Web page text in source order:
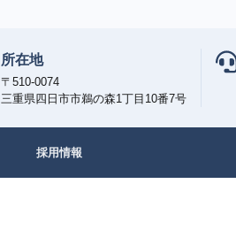
所在地
〒510-0074
三重県四日市市鵜の森1丁目10番7号
採用情報